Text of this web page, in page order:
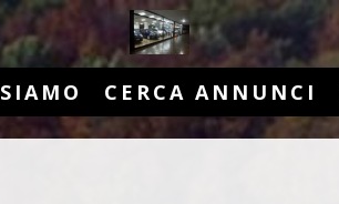
CERCA ANNUNCI